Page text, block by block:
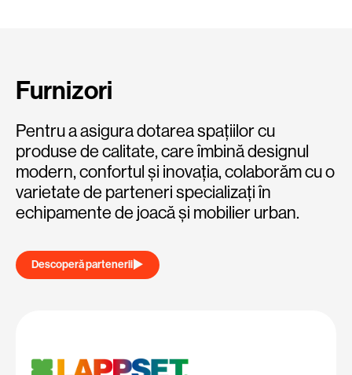
Furnizori
Pentru a asigura dotarea spațiilor cu
produse de calitate, care îmbină designul
modern, confortul și inovația, colaborăm cu o
varietate de parteneri specializați în
echipamente de joacă și mobilier urban.
Descoperă partenerii